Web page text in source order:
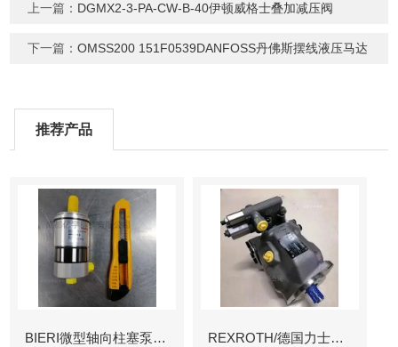
上一篇： DGMX2-3-PA-CW-B-40伊顿威格士叠加减压阀
下一篇：OMSS200 151F0539DANFOSS丹佛斯摆线液压马达
推荐产品
BIERI微型轴向柱塞泵AKP REXROTH/德国力士乐叶片泵